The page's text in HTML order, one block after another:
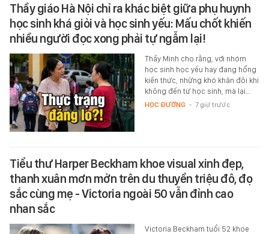
Thầy giáo Hà Nội chỉ ra khác biệt giữa phụ huynh
học sinh khá giỏi và học sinh yếu: Mấu chốt khiến
nhiều người đọc xong phải tự ngẫm lại!
Thầy Minh cho rằng, với nhóm
học sinh học yếu hay đang hổng
kiến thức, những khó khăn đôi khi
không đến từ học sinh, mà lại…
HỌC ĐƯỜNG - 7 giờ trước
Tiểu thư Harper Beckham khoe visual xinh đẹp,
thanh xuân mơn mởn trên du thuyền triệu đô, đọ
sắc cùng mẹ - Victoria ngoài 50 vẫn đỉnh cao
nhan sắc
Victoria Beckham tuổi 52 khoe